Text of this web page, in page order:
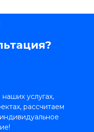
услугах,
рассчитаем